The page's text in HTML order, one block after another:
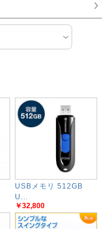
USBメモリ 512GB
U...
￥32,800